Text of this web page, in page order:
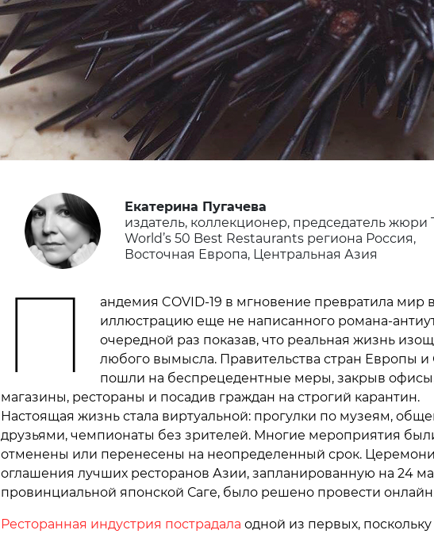
Екатерина Пугачева
издатель, коллекционер, председатель жюри
World’s 50 Best Restaurants региона Россия,
Восточная Европа, Центральная Азия
П
андемия COVID-19 в мгновение превратила мир
иллюстрацию еще не написанного романа-
очередной раз показав, что реальная жизнь
любого вымысла. Правительства стран Европы
пошли на беспрецедентные меры, закрыв
магазины, рестораны и посадив граждан на строгий карантин.
Настоящая жизнь стала виртуальной: прогулки по музеям,
друзьями, чемпионаты без зрителей. Многие мероприятия
отменены или перенесены на неопределенный срок.
оглашения лучших ресторанов Азии, запланированную на 24
провинциальной японской Саге, было решено провести
Ресторанная индустрия пострадала одной из первых, поскольку